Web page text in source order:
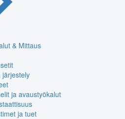
& Mittaus
järjestely
ja avaustyökalut
ja tuet